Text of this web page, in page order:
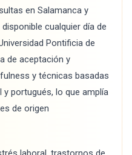
en Salamanca y
cualquier día de
Pontificia de
de aceptación y
y técnicas basadas
y portugués, lo que amplía
de origen